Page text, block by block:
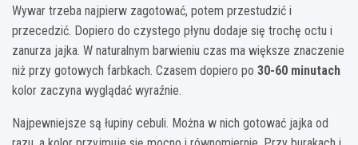
Wywar trzeba najpierw zagotować, potem przestudzić i
przecedzić. Dopiero do czystego płynu dodaje się trochę octu i
zanurza jajka. W naturalnym barwieniu czas ma większe znaczenie
niż przy gotowych farbkach. Czasem dopiero po 30-60 minutach
kolor zaczyna wyglądać wyraźnie.
Najpewniejsze są łupiny cebuli. Można w nich gotować jajka od